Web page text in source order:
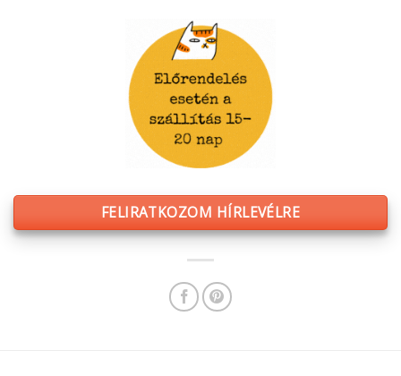
FELIRATKOZOM HÍRLEVÉLRE